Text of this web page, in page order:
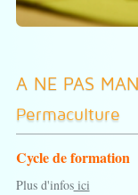
A NE PAS
Permaculture
Cycle de formation
Plus d'infosici